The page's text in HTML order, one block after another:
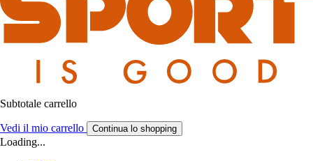
Subtotale carrello
Vedi il mio carrello Continua lo shopping
Loading...